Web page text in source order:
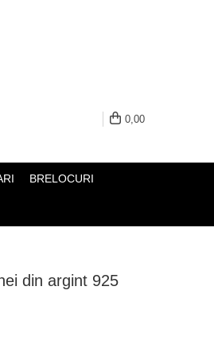
0,00
BRELOCURI
din argint 925